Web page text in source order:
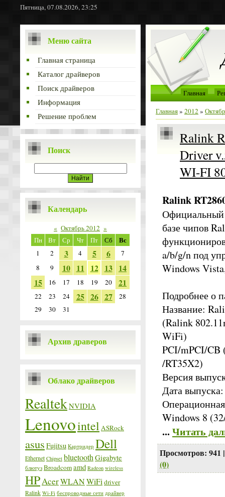
Пятница, 07.08.2026, 23:25
Меню сайта
Главная страница
Каталог драйверов
Поиск драйверов
Информация
Решение проблем
Поиск
Календарь
« Октябрь 2012 »
Пн
Вт Ср Чт Пт Сб Вс
1 2 3 4 5 6
7
8
9 10 11 12 13 14
15
16 17 18 19 20 21
22 23 24 25 26 27
28
29
30 31
Архив драверов
Облако драйверов
RealtekNVIDIA
Lenovointel ASRock
asus Fujitsu Картридер Dell
Ethernet Chipset bluetooth Gigabyte
блютуз Broadcomamd Radeon wireless
HPAcerWLANWiFi driver
Ralink Wi-Fi беспроводные сети драйвер
Главная
Главная» 2012»
Ralink
Driver
WI-FI
Ralink
Официальный
базе чипов
a/b/g/n под
Windows
Подробнее о
Название:
(Ralink
WiFi)
PCI/mPCI/CB
/RT35X2)
Версия
Дата
Windows 8
...Читать
Просмотров: 941
(0)